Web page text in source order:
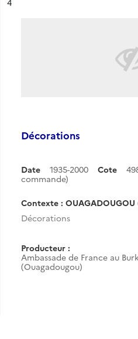
4
Décorations
Date 1935-2000 Cote
commande)
Contexte : OUAGADOUGOU
Décorations
Producteur :
Ambassade de France au
(Ouagadougou)